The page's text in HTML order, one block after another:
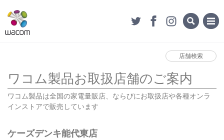
店舗検索
ワコム製品お取扱店舗のご案内
ワコム製品は全国の家電量販店、ならびにお取扱店や各種オンラ
インストアで販売しています
ケーズデンキ能代東店